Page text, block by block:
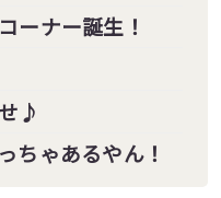
ーナー誕生！
♪
ちゃあるやん！